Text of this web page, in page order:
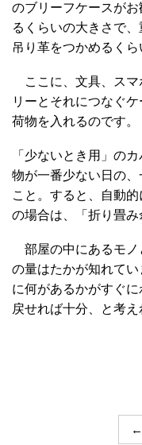
のブリーフケースが
るくらいの大きさで
吊り革をつかめるくら
ここに、文具、スマ
リーとそれにつなぐ
荷物を入れるのです。
「少ないとき用」の
物が一番少ない日の
こと。すると、自動
の場合は、「折り畳み
部屋の中にあるモノ
の量はたかが知れて
に何があるかがすぐ
戻せれば十分、と考え
←